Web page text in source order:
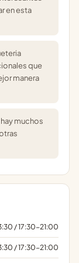
en esta
que
manera
muchos
/ 17:30-21:00
/ 17:30-21:00